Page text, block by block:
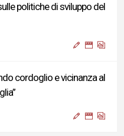
politiche di sviluppo del
cordoglio e vicinanza al